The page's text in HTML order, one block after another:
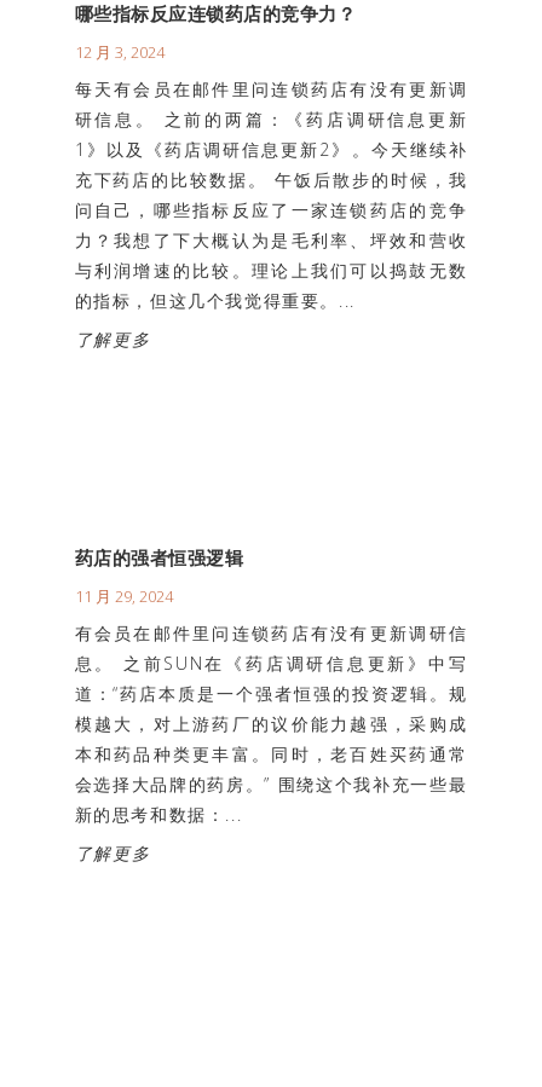
哪些指标反应连锁药店的竞争力？
12 月 3, 2024
每天有会员在邮件里问连锁药店有没有更新调
研信息。 之前的两篇：《药店调研信息更新
1》以及《药店调研信息更新2》。今天继续补
充下药店的比较数据。 午饭后散步的时候，我
问自己，哪些指标反应了一家连锁药店的竞争
力？我想了下大概认为是毛利率、坪效和营收
与利润增速的比较。理论上我们可以捣鼓无数
的指标，但这几个我觉得重要。...
了解更多
药店的强者恒强逻辑
11 月 29, 2024
有会员在邮件里问连锁药店有没有更新调研信
息。 之前SUN在《药店调研信息更新》中写
道：“药店本质是一个强者恒强的投资逻辑。规
模越大，对上游药厂的议价能力越强，采购成
本和药品种类更丰富。同时，老百姓买药通常
会选择大品牌的药房。” 围绕这个我补充一些最
新的思考和数据：...
了解更多